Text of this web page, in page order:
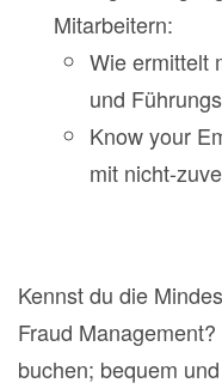
Mitarbeitern:
Wie ermittelt
und
Know your
mit nicht-
Kennst du die
Fraud
buchen; bequem